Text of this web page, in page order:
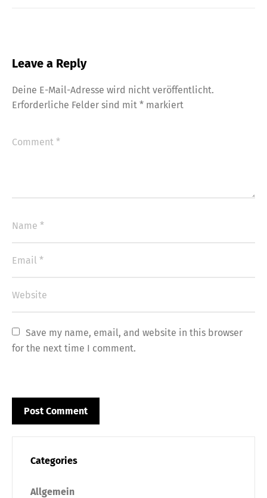
Leave a Reply
Deine E-Mail-Adresse wird nicht veröffentlicht.
Erforderliche Felder sind mit * markiert
Save my name, email, and website in this browser
for the next time I comment.
Categories
Allgemein